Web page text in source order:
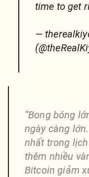
time to get
—
“Bong bóng
ngày càng
nhất trong
thêm nhiều
Bitcoin giảm